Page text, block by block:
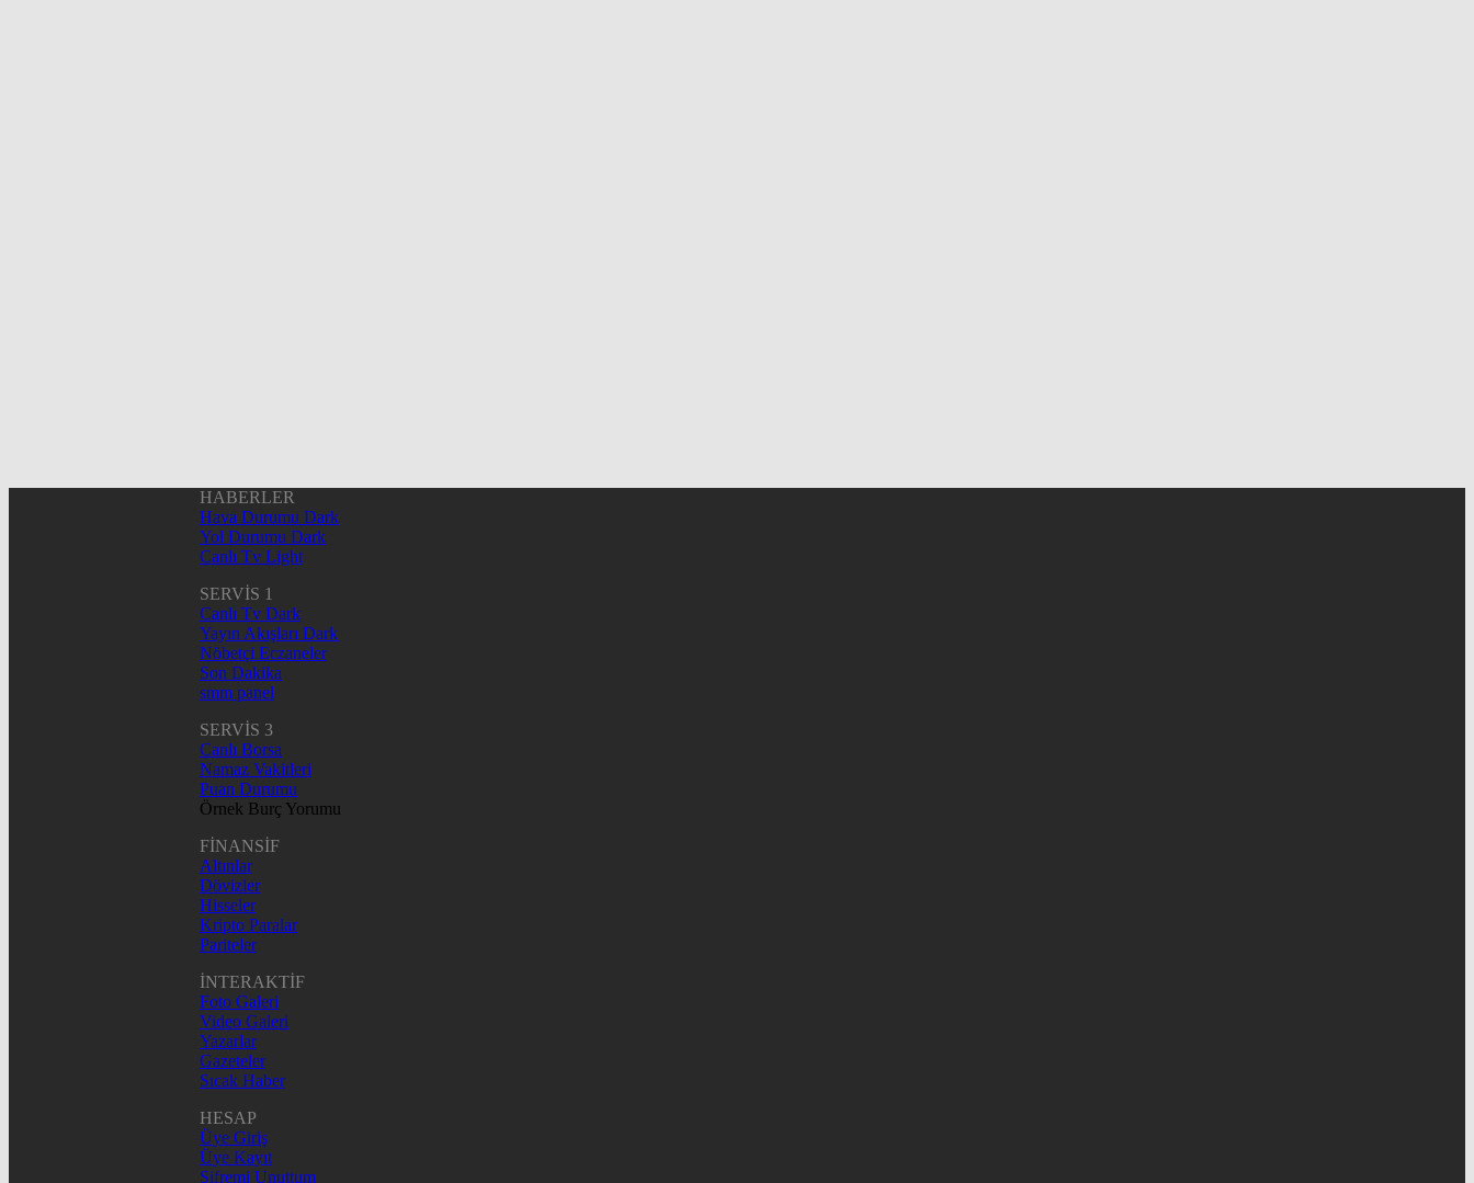
HABERLER
Hava Durumu Dark
Yol Durumu Dark
Canlı Tv Light
SERVİS 1
Canlı Tv Dark
Yayın Akışları Dark
Nöbetçi Eczaneler
Son Dakika
smm panel
SERVİS 3
Canlı Borsa
Namaz Vakitleri
Puan Durumu
Örnek Burç Yorumu
FİNANSİF
Altınlar
Dövizler
Hisseler
Kripto Paralar
Pariteler
İNTERAKTİF
Foto Galeri
Video Galeri
Yazarlar
Gazeteler
Sıcak Haber
HESAP
Üye Giriş
Üye Kayıt
Şifremi Unuttum